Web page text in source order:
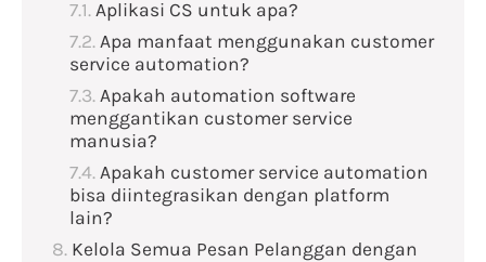
Aplikasi CS untuk apa?
Apa manfaat menggunakan customer
service automation?
Apakah automation software
menggantikan customer service
manusia?
Apakah customer service automation
bisa diintegrasikan dengan platform
lain?
Kelola Semua Pesan Pelanggan dengan